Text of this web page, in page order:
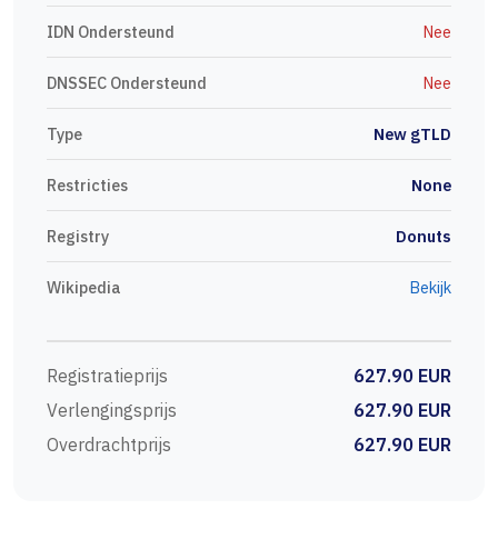
IDN Ondersteund Nee
DNSSEC Ondersteund Nee
Type New gTLD
Restricties None
Registry Donuts
Wikipedia Bekijk
Registratieprijs
627.90 EUR
Verlengingsprijs
627.90 EUR
Overdrachtprijs
627.90 EUR